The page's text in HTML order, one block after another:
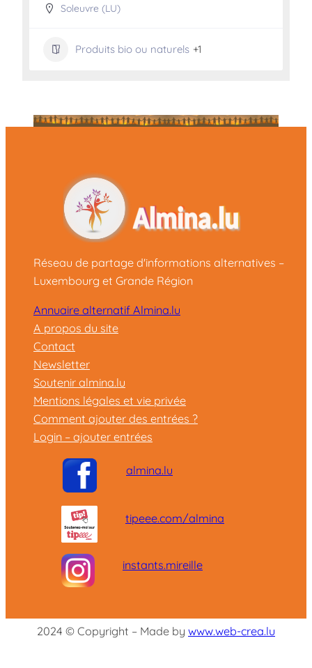
Soleuvre (LU)
Produits bio ou naturels +1
Réseau de partage d'informations alternatives –
Luxembourg et Grande Région
Annuaire alternatif Almina.lu
A propos du site
Contact
Newsletter
Soutenir almina.lu
Mentions légales et vie privée
Comment ajouter des entrées ?
Login – ajouter entrées
almina.lu
tipeee.com/almina
instants.mireille
2024 © Copyright – Made by www.web-crea.lu